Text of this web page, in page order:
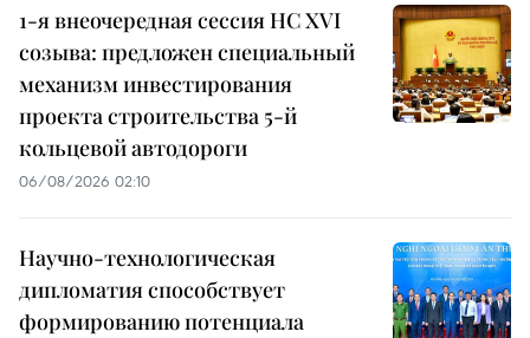
1-я внеочередная сессия НС XVI
созыва: предложен специальный
механизм инвестирования
проекта строительства 5-й
кольцевой автодороги
06/08/2026 02:10
Научно-технологическая
дипломатия способствует
формированию потенциала